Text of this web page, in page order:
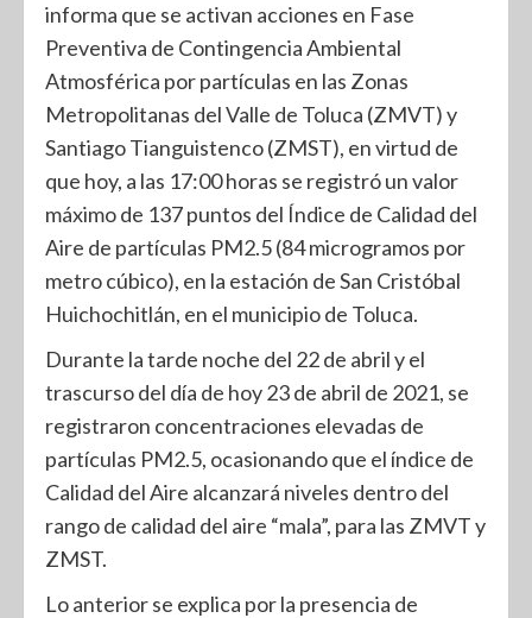
informa que se activan acciones en Fase
Preventiva de Contingencia Ambiental
Atmosférica por partículas en las Zonas
Metropolitanas del Valle de Toluca (ZMVT) y
Santiago Tianguistenco (ZMST), en virtud de
que hoy, a las 17:00 horas se registró un valor
máximo de 137 puntos del Índice de Calidad del
Aire de partículas PM2.5 (84 microgramos por
metro cúbico), en la estación de San Cristóbal
Huichochitlán, en el municipio de Toluca.
Durante la tarde noche del 22 de abril y el
trascurso del día de hoy 23 de abril de 2021, se
registraron concentraciones elevadas de
partículas PM2.5, ocasionando que el índice de
Calidad del Aire alcanzará niveles dentro del
rango de calidad del aire “mala”, para las ZMVT y
ZMST.
Lo anterior se explica por la presencia de